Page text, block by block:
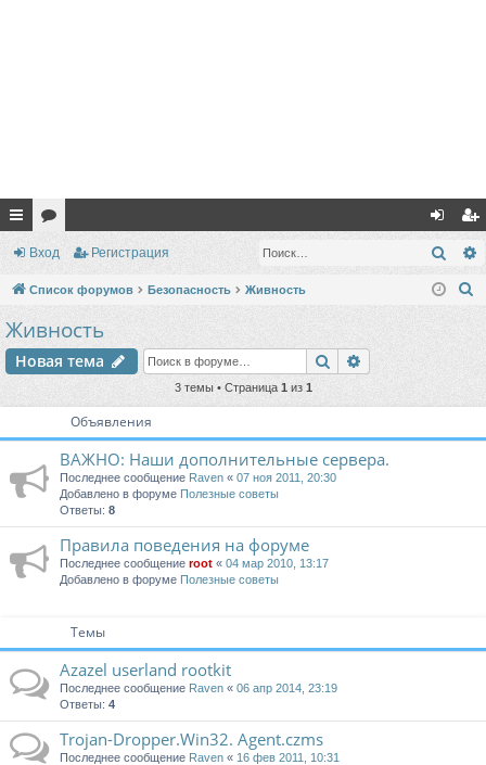
с
ы
и
ор хо
д
ег
ис
Вход Регистрация
Список форумов Безопасность Живность
Живность
Новая тема Поиск
3 темы • Страница 1из 1
Объявления
ВАЖНО: Наши дополнительные сервера.
Последнее сообщение Raven « 07 ноя 2011, 20:30
Добавлено в форуме Полезные советы
Ответы: 8
Правила поведения на форуме
Последнее сообщение root « 04 мар 2010, 13:17
Добавлено в форуме Полезные советы
Темы
Azazel userland rootkit
Последнее сообщение Raven « 06 апр 2014, 23:19
Ответы: 4
Trojan-Dropper.Win32. Agent.czms
Последнее сообщение Raven « 16 фев 2011, 10:31